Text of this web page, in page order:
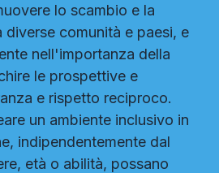
lo scambio e la
comunità e paesi, e
nell'importanza della
le prospettive e
e rispetto reciproco.
un ambiente inclusivo in
indipendentemente dal
età o abilità, possano